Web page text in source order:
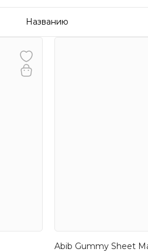
Названию
Abib Gummy Sheet